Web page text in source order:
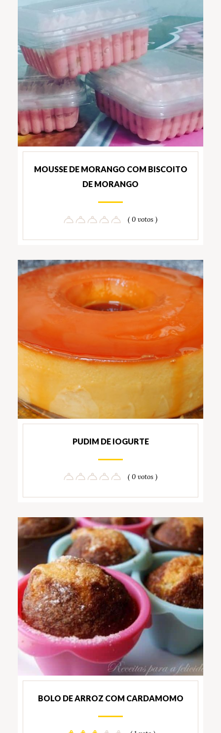
MOUSSE DE MORANGO COM BISCOITO
DE MORANGO
( 0 votos )
PUDIM DE IOGURTE
( 0 votos )
BOLO DE ARROZ COM CARDAMOMO